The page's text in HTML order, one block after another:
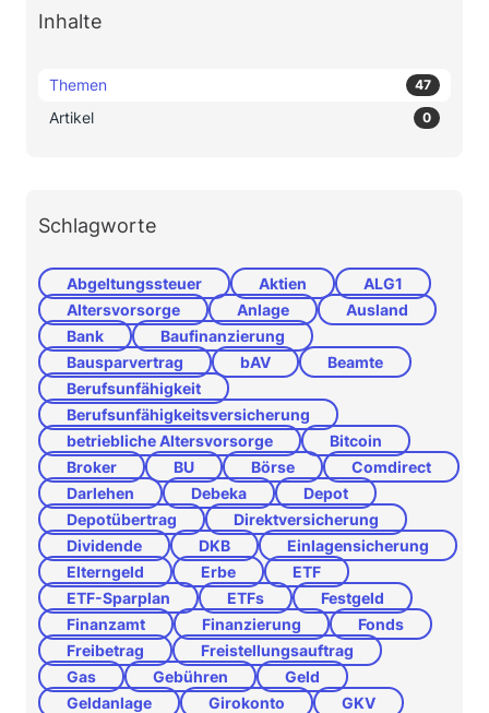
Inhalte
Themen 47
Artikel 0
Schlagworte
Abgeltungssteuer Aktien
ALG1
Altersvorsorge
Anlage
Ausland
Bank
Baufinanzierung
Bausparvertrag
bAV
Beamte
Berufsunfähigkeit
Berufsunfähigkeitsversicherung
betriebliche Altersvorsorge
Bitcoin
Broker
BU Börse
Comdirect
Darlehen
Debeka
Depot
Depotübertrag
Direktversicherung
Dividende
DKB
Einlagensicherung
Elterngeld
Erbe
ETF
ETF-Sparplan
ETFs
Festgeld
Finanzamt
Finanzierung
Fonds
Freibetrag
Freistellungsauftrag
Gas
Gebühren
Geld
Geldanlage
Girokonto
GKV